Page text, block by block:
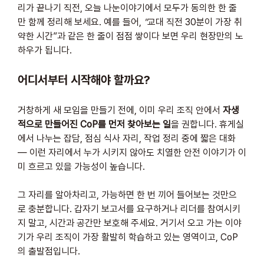
리가 끝나기 직전, 오늘 나눈이야기에서 모두가 동의한 한 줄
만 함께 정리해 보세요. 예를 들어, "교대 직전 30분이 가장 취
약한 시간”과 같은 한 줄이 점점 쌓이다 보면 우리 현장만의 노
하우가 됩니다.
어디서부터 시작해야 할까요?
거창하게 새 모임을 만들기 전에, 이미 우리 조직 안에서 자생
적으로 만들어진 CoP를 먼저 찾아보는 일을 권합니다. 휴게실
에서 나누는 잡담, 점심 식사 자리, 작업 정리 중에 짧은 대화
— 이런 자리에서 누가 시키지 않아도 치열한 안전 이야기가 이
미 흐르고 있을 가능성이 높습니다.
그 자리를 알아차리고, 가능하면 한 번 끼어 들어보는 것만으
로 충분합니다. 갑자기 보고서를 요구하거나 리더를 참여시키
지 말고, 시간과 공간만 보호해 주세요. 거기서 오고 가는 이야
기가 우리 조직이 가장 활발히 학습하고 있는 영역이고, CoP
의 출발점입니다.